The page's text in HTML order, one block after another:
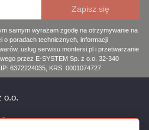
samym wyrażam zgodę na otrzymywanie na
o poradach technicznych, informacji
usług serwisu montersi.pl i przetwarzanie
przez E-SYSTEM Sp. z o.o. 32-340
6372224035, KRS: 0001074727
o.o.